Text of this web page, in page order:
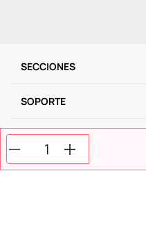
SECCIONES
SOPORTE
SERVICIOS
NOSOTROS